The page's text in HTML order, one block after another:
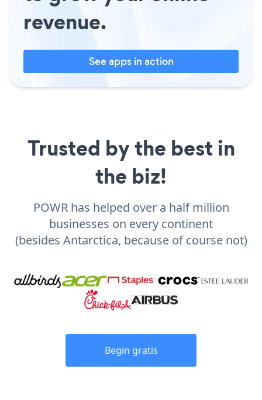
revenue.
See apps in action
Trusted by the best in
the biz!
POWR has helped over a half million
businesses on every continent
(besides Antarctica, because of course not)
Begin gratis